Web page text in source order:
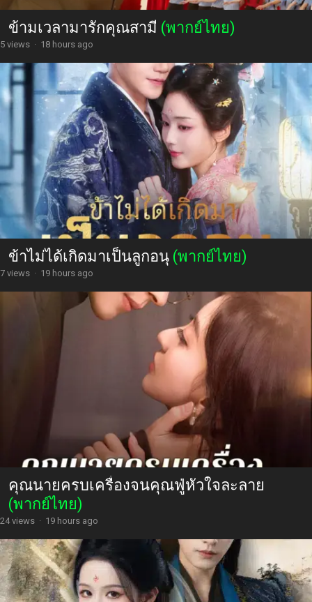
ข้ามเวลามารักคุณสามี (พากย์ไทย)
5 views · 18 hours ago
ข้าไม่ได้เกิดมาเป็นลูกอนุ (พากย์ไทย)
7 views · 19 hours ago
คุณนายครบเครื่องจนคุณฟู่หัวใจละลาย
(พากย์ไทย)
24 views · 19 hours ago